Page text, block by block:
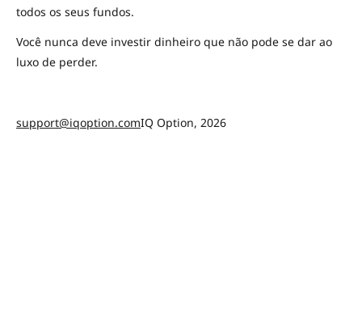
todos os seus fundos.
Você nunca deve investir dinheiro que não pode se dar ao
luxo de perder.
support@iqoption.comIQ Option, 2026